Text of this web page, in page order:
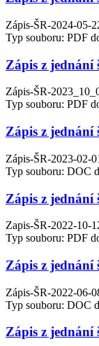
Zápis-ŠR-2024-05-
Typ souboru: PDF
Zápis z jednání
Zápis-ŠR-
Typ souboru: PDF
Zápis z jednání
Zápis-ŠR-2023-02-
Typ souboru: DOC
Zápis z jednání
Zapis-ŠR-2022-10-
Typ souboru: PDF
Zápis z jednání
Zápis-ŠR-2022-06-
Typ souboru: DOC
Zápis z jednání